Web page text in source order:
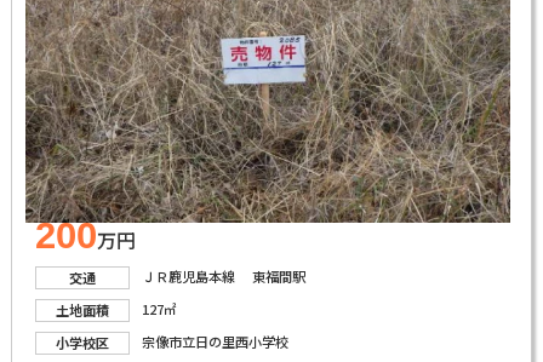
200万円
交通
ＪＲ鹿児島本線 東福間駅
土地面積
127㎡
小学校区
宗像市立日の里西小学校